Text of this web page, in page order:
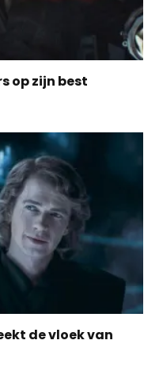
op zijn best
de vloek van